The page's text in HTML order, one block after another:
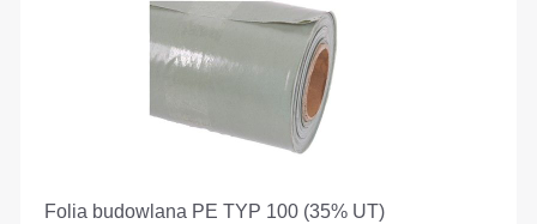
Folia budowlana PE TYP 100 (35% UT)